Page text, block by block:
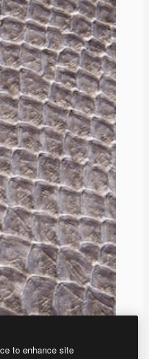
to enhance site